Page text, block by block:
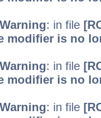
: in file
modifier is no
: in file
modifier is no
: in file